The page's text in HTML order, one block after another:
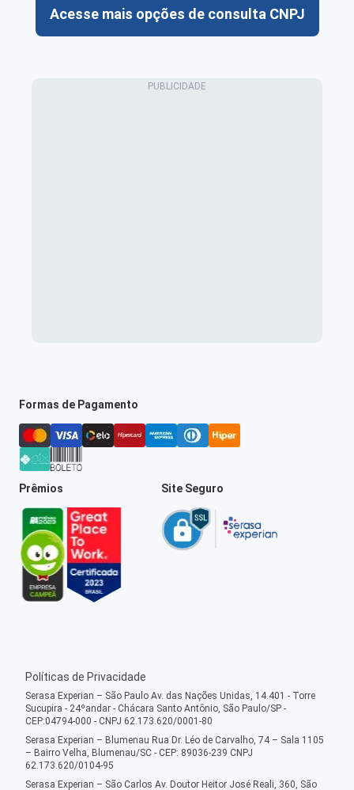
Acesse mais opções de consulta CNPJ
Formas de Pagamento
Prêmios Site Seguro
Políticas de Privacidade
Serasa Experian – São Paulo Av. das Nações Unidas, 14.401 - Torre
Sucupira - 24ºandar - Chácara Santo Antônio, São Paulo/SP -
CEP:04794-000 - CNPJ 62.173.620/0001-80
Serasa Experian – Blumenau Rua Dr. Léo de Carvalho, 74 – Sala 1105
– Bairro Velha, Blumenau/SC - CEP: 89036-239 CNPJ
62.173.620/0104-95
Serasa Experian – São Carlos Av. Doutor Heitor José Reali, 360, São